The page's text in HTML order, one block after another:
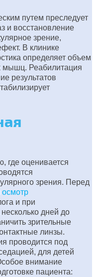
путем преследует
и восстановление
зрение,
В клинике
определяет объем
мышц. Реабилитация
результатов
где оценивается
зрения. Перед
осмотр
и при
дней до
зрительные
линзы.
проводится под
для детей
внимание
пациента: